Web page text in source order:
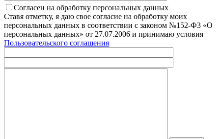
Согласен на обработку персональных данных
Ставя отметку, я даю свое согласие на обработку моих
персональных данных в соответствии с законом №152-Ф3 «О
персональных данных» от 27.07.2006 и принимаю условия
Пользовательского соглашения